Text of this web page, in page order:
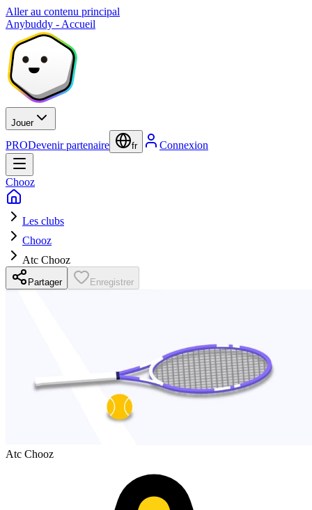
Aller au contenu principal
Anybuddy - Accueil
Jouer
PRODevenir partenaire fr Connexion
Chooz
Les clubs
Chooz
Atc Chooz
Partager Enregistrer
Atc Chooz